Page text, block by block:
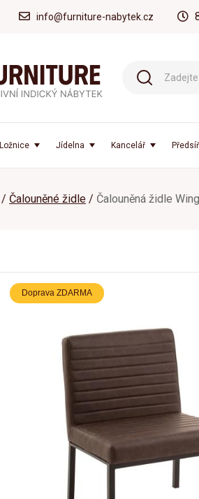
info@furniture-nabytek.cz
Ložnice Jídelna Kancelář
Čalouněné židle Čalouněná židle
Doprava ZDARMA